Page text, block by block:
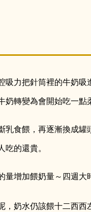
力把針筒裡的牛奶吸
奶轉變為會開始吃一
食餵，再逐漸換成罐
的還貴。
量增加餵奶量～四週
，奶水仍該餵十二西